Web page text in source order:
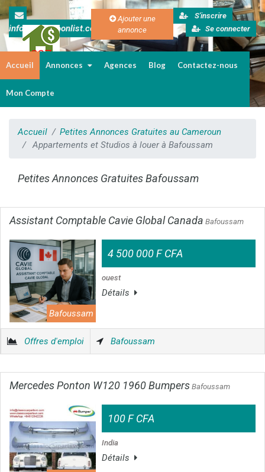
info@cameroonlist.com
Ajouter une
annonce
S'inscrire
Se connecter
Accueil Annonces Agences Blog Contactez-nous
Mon Compte
Accueil
Petites Annonces Gratuites au Cameroun
Appartements et Studios à louer à Bafoussam
Petites Annonces Gratuites Bafoussam
Assistant Comptable Cavie Global Canada Bafoussam
Bafoussam
4 500 000 F CFA
ouest
Détails
Offres d'emploi Bafoussam
Mercedes Ponton W120 1960 Bumpers Bafoussam
100 F CFA
India
Détails